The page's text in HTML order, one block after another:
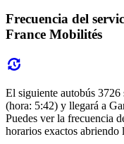
Frecuencia del
France Mobilités
El siguiente autobús
(hora: 5:42) y llegará a
Puedes ver la frecuencia
horarios exactos abriendo